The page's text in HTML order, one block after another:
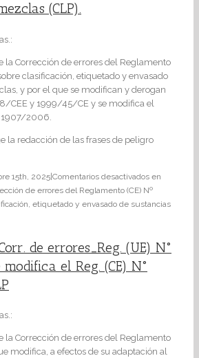
(CLP).
la Corrección de errores del Reglamento
clasificación, etiquetado y envasado
y por el que se modifican y derogan
CEE y 1999/45/CE y se modifica el
1907/2006.
la redacción de las frases de peligro
15th, 2025|Comentarios desactivados en
de errores del Reglamento (CE) Nº
etiquetado y envasado de sustancias
de errores_Reg. (UE) N°
el Reg. (CE) N°
la Corrección de errores del Reglamento
modifica, a efectos de su adaptación al